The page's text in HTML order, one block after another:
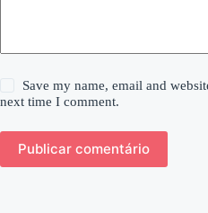
Save my name, email and
next time I comment.
Publicar comentário